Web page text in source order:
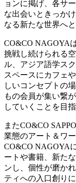
ョンに掲げ、各サ
な出会いときっか
なる新たな世界へ
CO&CO NAGOYA
挑戦し続けられる
ル、アジア語学ス
スペースにカフェ
しいコンセプトの
もの会員が集い繋
していくことを目
またCO&CO
業態のアート＆ワー
CO&CO NAGOYA
ートや書籍、新た
ンし、個性が磨か
ティへの入口創り